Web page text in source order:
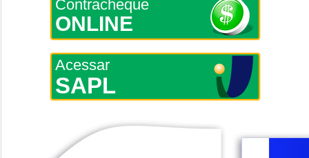
Contracheque
ONLINE
Acessar
SAPL